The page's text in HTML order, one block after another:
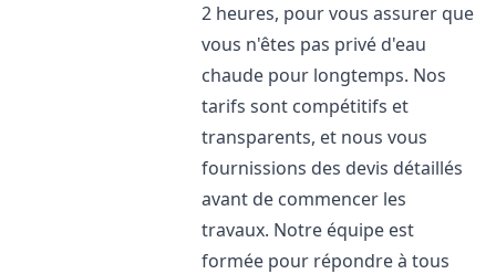
2 heures, pour vous assurer que
vous n'êtes pas privé d'eau
chaude pour longtemps. Nos
tarifs sont compétitifs et
transparents, et nous vous
fournissions des devis détaillés
avant de commencer les
travaux. Notre équipe est
formée pour répondre à tous